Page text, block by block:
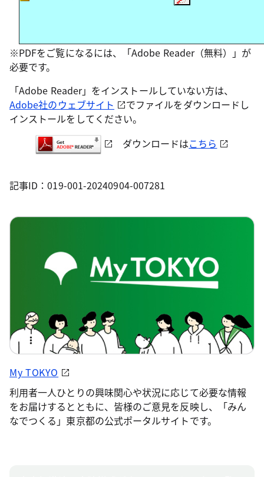
※PDFをご覧になるには、「Adobe Reader（無料）」が
必要です。
「Adobe Reader」をインストールしていない方は、
Adobe社のウェブサイト
でファイルをダウンロードし
インストールをしてください。
ダウンロードはこちら
記事ID：019-001-20240904-007281
My TOKYO
利用者一人ひとりの興味関心や状況に応じて必要な情報
をお届けするとともに、皆様のご意見を反映し、「みん
なでつくる」東京都の公式ポータルサイトです。